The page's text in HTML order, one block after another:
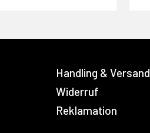
Handling & Versand
Widerruf
Reklamation